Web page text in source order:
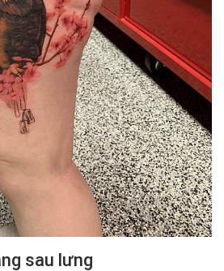
sau lưng